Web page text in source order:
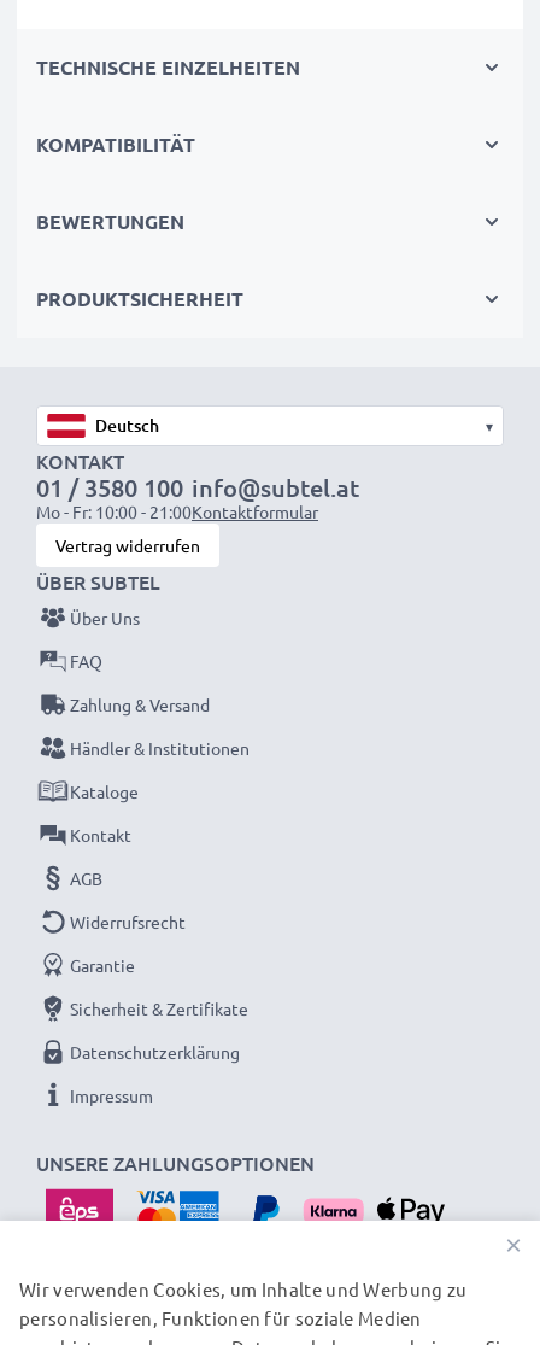
✔Garantierte 1400mAh Kapazität
✔Hochwertige Lithium-Ionen Technologie
Effizienz
✔Einfache Installation & Perfekte Passform
HINWEIS:Für optimale Leistung und Langlebigkeit
laden Sie die Akkus vor der ersten Nutzung
vollständig auf.
Jeder CELLONIC Akku wird streng geprüft, um
höchste Leistung und lange Lebensdauer zu
garantieren.
Jetzt bestellen – Schnelle Lieferung & 3 Jahren
Garantie!
TECHNISCHE EINZELHEITEN
KOMPATIBILITÄT
BEWERTUNGEN
PRODUKTSICHERHEIT
▾
KONTAKT
01 / 3580 100
Mo - Fr: 10:00 - 21:00
info@subtel.at
Kontaktformular
Vertrag widerrufen
UNSERE ZAHLUNGSOPTIONEN
ÜBER SUBTEL
Über Uns
FAQ
Zahlung & Versand
Händler & Institutionen
Kataloge
Kontakt
AGB
Widerrufsrecht
Garantie
Sicherheit & Zertifikate
Datenschutzerklärung
Impressum
UNSERE VERSANDPARTNER
×
Wir verwenden Cookies, um Inhalte und Werbung zu
personalisieren, Funktionen für soziale Medien